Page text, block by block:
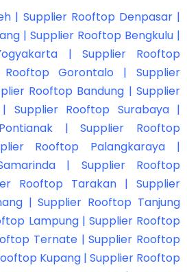
| Supplier Rooftop Denpasar |
| Supplier Rooftop Bengkulu |
| Supplier Rooftop
Gorontalo | Supplier
Rooftop Bandung | Supplier
Supplier Rooftop Surabaya |
| Supplier Rooftop
Rooftop Palangkaraya |
| Supplier Rooftop
Rooftop Tarakan | Supplier
| Supplier Rooftop Tanjung
Lampung | Supplier Rooftop
Ternate | Supplier Rooftop
Kupang | Supplier Rooftop